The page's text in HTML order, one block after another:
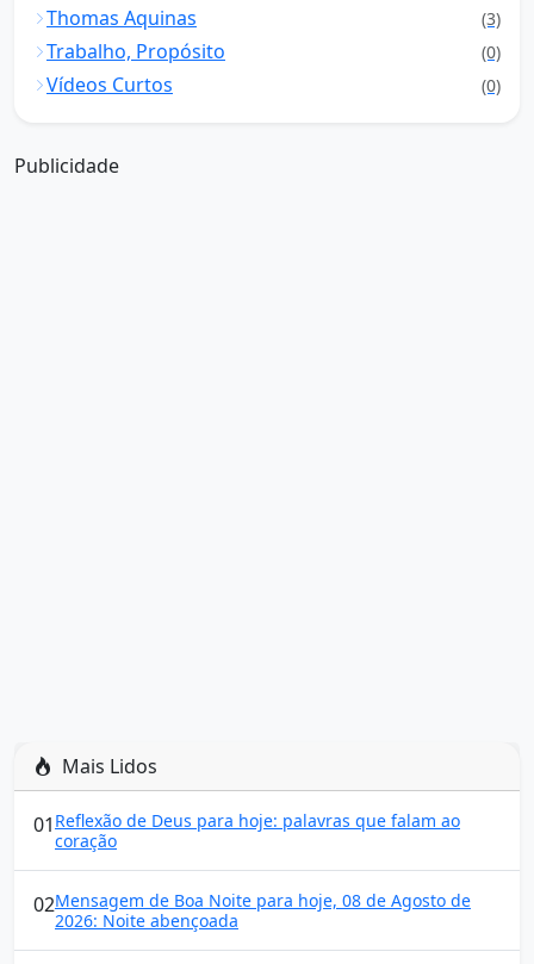
Thomas Aquinas (3)
Trabalho, Propósito (0)
Vídeos Curtos (0)
Publicidade
Mais Lidos
01 Reflexão de Deus para hoje: palavras que falam ao
coração
02Mensagem de Boa Noite para hoje, 08 de Agosto de
2026: Noite abençoada